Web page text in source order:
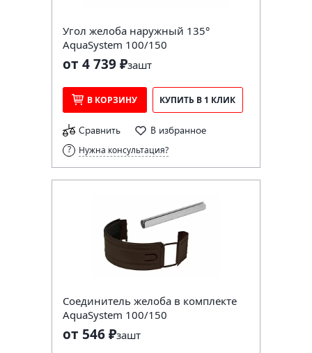
Угол желоба наружный 135°
AquaSystem 100/150
от 4 739 ₽зашт
В КОРЗИНУ КУПИТЬ В 1 КЛИК
Сравнить В избранное
Нужна консультация?
Соединитель желоба в комплекте
AquaSystem 100/150
от 546 ₽зашт